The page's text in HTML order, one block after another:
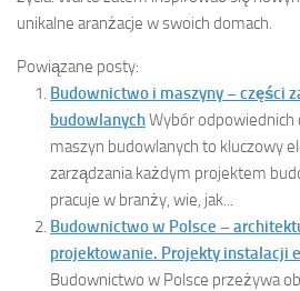
unikalne aranżacje w swoich domach.
Powiązane posty:
Budownictwo i maszyny – części
budowlanychWybór odpowiednich
maszyn budowlanych to kluczowy
zarządzania każdym projektem
pracuje w branży, wie, jak...
Budownictwo w Polsce –
projektowanie. Projekty instalacji
Budownictwo w Polsce przeżywa